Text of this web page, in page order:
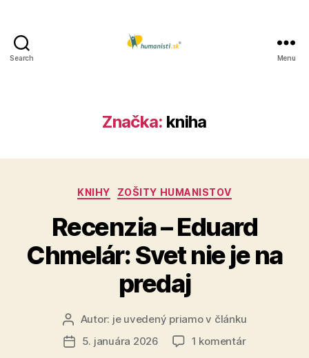
Search Menu
Značka: kniha
Kategórie
KNIHY ZOŠITY HUMANISTOV
Recenzia – Eduard
Chmelár: Svet nie je na
predaj
Autor
článku
Autor: je uvedený priamo v článku
Dátum
5. januára 2026 1 komentárna